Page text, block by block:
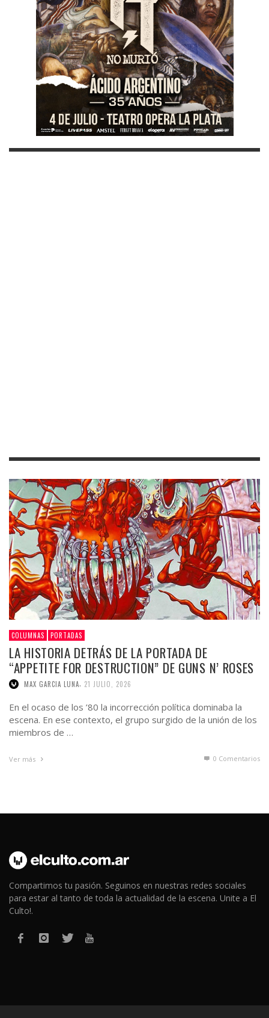
COLUMNAS PORTADAS
LA HISTORIA DETRÁS DE LA PORTADA DE
“APPETITE FOR DESTRUCTION” DE GUNS N’ ROSES
MAX GARCIA LUNA 21 JULIO, 2026
En el ocaso de los ’80 la incorrección política dominaba la
escena. En ese contexto, el grupo surgido de la unión de los
miembros de …
Ver más 0 Comentarios
Compartimos tu pasión. Seguinos en nuestras redes sociales
para estar al tanto de toda la actualidad de la escena. Unite a El
Culto!.